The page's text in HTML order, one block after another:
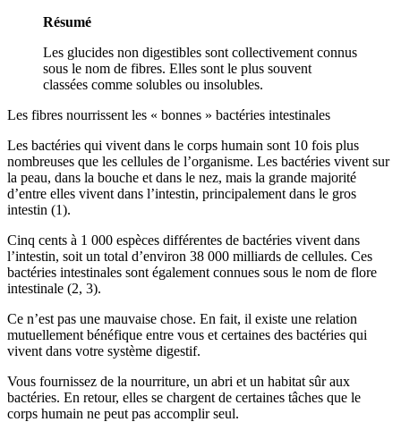
Résumé
Les glucides non digestibles sont collectivement connus
sous le nom de fibres. Elles sont le plus souvent
classées comme solubles ou insolubles.
Les fibres nourrissent les « bonnes » bactéries intestinales
Les bactéries qui vivent dans le corps humain sont 10 fois plus
nombreuses que les cellules de l’organisme. Les bactéries vivent sur
la peau, dans la bouche et dans le nez, mais la grande majorité
d’entre elles vivent dans l’intestin, principalement dans le gros
intestin (1).
Cinq cents à 1 000 espèces différentes de bactéries vivent dans
l’intestin, soit un total d’environ 38 000 milliards de cellules. Ces
bactéries intestinales sont également connues sous le nom de flore
intestinale (2, 3).
Ce n’est pas une mauvaise chose. En fait, il existe une relation
mutuellement bénéfique entre vous et certaines des bactéries qui
vivent dans votre système digestif.
Vous fournissez de la nourriture, un abri et un habitat sûr aux
bactéries. En retour, elles se chargent de certaines tâches que le
corps humain ne peut pas accomplir seul.